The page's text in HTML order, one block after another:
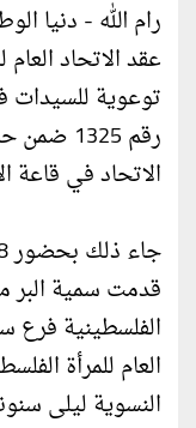
رام الله - دنيا
عقد الاتحاد
توعوية
رقم
الاتحاد في قاعة
قدمت سمية البر
الفلسطينية فرع
العام للمرأة
النسوية ليلى